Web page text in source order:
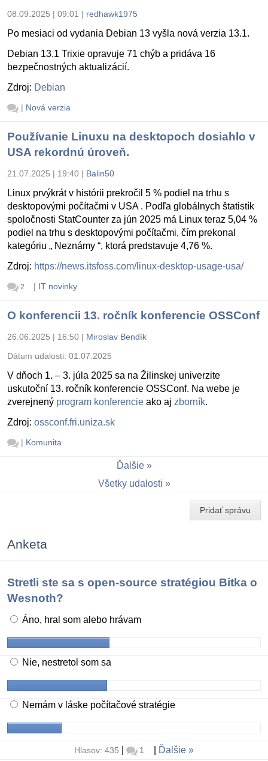
08.09.2025 | 09:01 | redhawk1975
Po mesiaci od vydania Debian 13 vyšla nová verzia 13.1.
Debian 13.1 Trixie opravuje 71 chýb a pridáva 16
bezpečnostných aktualizácií.
Zdroj: Debian
| Nová verzia
Používanie Linuxu na desktopoch dosiahlo v
USA rekordnú úroveň.
21.07.2025 | 19:40 | Balin50
Linux prvýkrát v histórii prekročil 5 % podiel na trhu s
desktopovými počítačmi v USA . Podľa globálnych štatistík
spoločnosti StatCounter za jún 2025 má Linux teraz 5,04 %
podiel na trhu s desktopovými počítačmi, čím prekonal
kategóriu „ Neznámy “, ktorá predstavuje 4,76 %.
Zdroj: https://news.itsfoss.com/linux-desktop-usage-usa/
2 | IT novinky
O konferencii 13. ročník konferencie OSSConf
26.06.2025 | 16:50 | Miroslav Bendík
Dátum udalosti: 01.07.2025
V dňoch 1. – 3. júla 2025 sa na Žilinskej univerzite
uskutoční 13. ročník konferencie OSSConf. Na webe je
zverejnený program konferencie ako aj zborník.
Zdroj: ossconf.fri.uniza.sk
| Komunita
Ďalšie
Všetky udalosti
Pridať správu
Anketa
Stretli ste sa s open-source stratégiou Bitka o
Wesnoth?
Áno, hral som alebo hrávam
Nie, nestretol som sa
Nemám v láske počítačové stratégie
Hlasov: 435 1 Ďalšie